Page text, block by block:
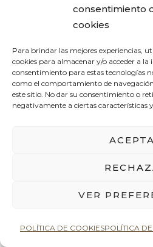
consentimiento
cookies
Para brindar las mejores experiencias,
cookies para almacenar y/o acceder a
consentimiento para estas tecnologías
como el comportamiento de
este sitio. No dar su consentimiento o
negativamente a ciertas características
VER
POLÍTICA DE COOKIESPOLÍTICA
Publicado en:
Muebles,Recibidor,
Etiquetado como:
decoración de
muebles de calidad,